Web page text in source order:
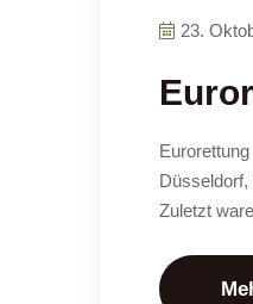
23.
Zuletzt